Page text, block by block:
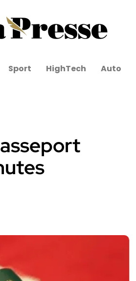
Sport HighTech Auto